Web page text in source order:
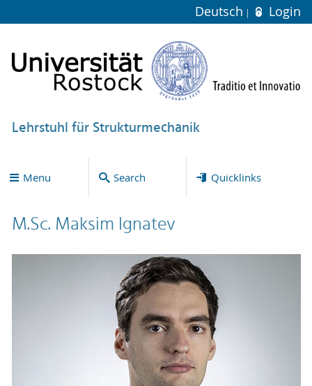
Deutsch Login
Lehrstuhl für Strukturmechanik
Menu Search Quicklinks
M.Sc. Maksim Ignatev